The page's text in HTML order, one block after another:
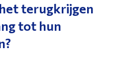
terugkrijgen
tot hun